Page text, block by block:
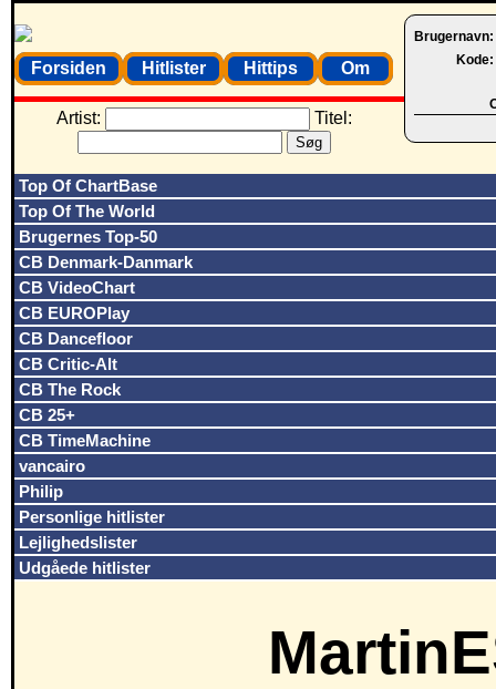
Brugernavn:
Kode:
Forsiden Hitlister Hittips Om
Artist: Titel:
Top Of ChartBase
Top Of The World
Brugernes Top-50
CB Denmark-Danmark
CB VideoChart
CB EUROPlay
CB Dancefloor
CB Critic-Alt
CB The Rock
CB 25+
CB TimeMachine
vancairo
Philip
Personlige hitlister
Lejlighedslister
Udgåede hitlister